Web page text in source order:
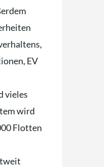
EV
vieles
wird
Flotten